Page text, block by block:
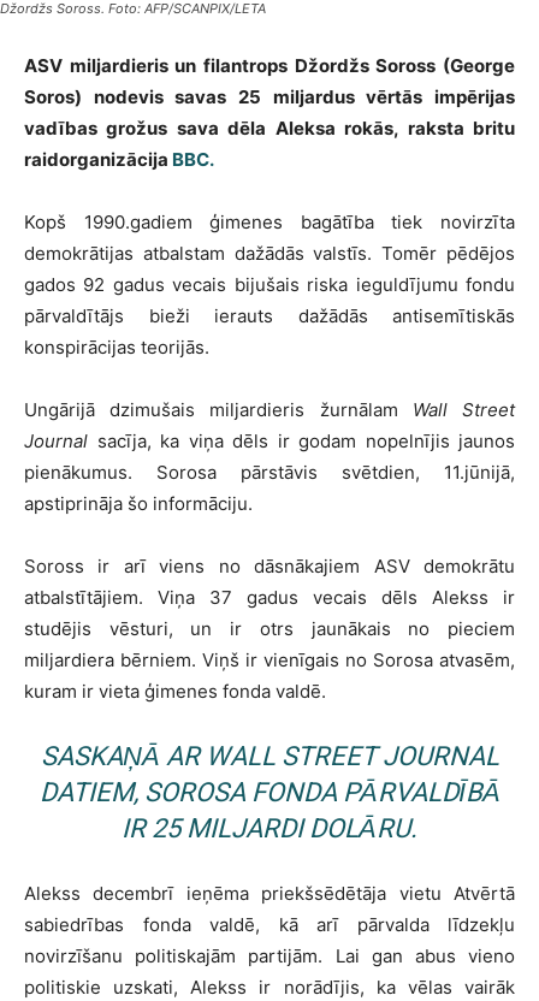
Džordžs Soross. Foto: AFP/SCANPIX/LETA
ASV miljardieris un filantrops Džordžs Soross (George
Soros) nodevis savas 25 miljardus vērtās impērijas
vadības grožus sava dēla Aleksa rokās, raksta britu
raidorganizācija BBC.
Kopš 1990.gadiem ģimenes bagātība tiek novirzīta
demokrātijas atbalstam dažādās valstīs. Tomēr pēdējos
gados 92 gadus vecais bijušais riska ieguldījumu fondu
pārvaldītājs bieži ierauts dažādās antisemītiskās
konspirācijas teorijās.
Ungārijā dzimušais miljardieris žurnālam Wall Street
Journal sacīja, ka viņa dēls ir godam nopelnījis jaunos
pienākumus. Sorosa pārstāvis svētdien, 11.jūnijā,
apstiprināja šo informāciju.
Soross ir arī viens no dāsnākajiem ASV demokrātu
atbalstītājiem. Viņa 37 gadus vecais dēls Alekss ir
studējis vēsturi, un ir otrs jaunākais no pieciem
miljardiera bērniem. Viņš ir vienīgais no Sorosa atvasēm,
kuram ir vieta ģimenes fonda valdē.
SASKAŅĀ AR WALL STREET JOURNAL
DATIEM, SOROSA FONDA PĀRVALDĪBĀ
IR 25 MILJARDI DOLĀRU.
Alekss decembrī ieņēma priekšsēdētāja vietu Atvērtā
sabiedrības fonda valdē, kā arī pārvalda līdzekļu
novirzīšanu politiskajām partijām. Lai gan abus vieno
politiskie uzskati, Alekss ir norādījis, ka vēlas vairāk